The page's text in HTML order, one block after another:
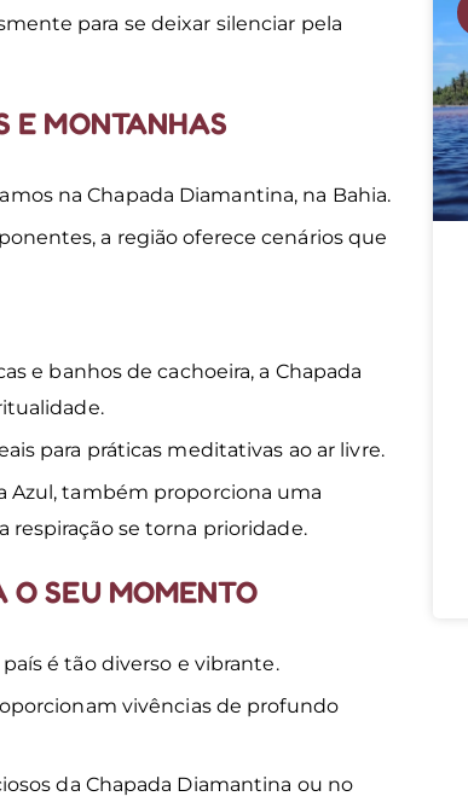
para se deixar silenciar pela
E MONTANHAS
na Chapada Diamantina, na Bahia.
a região oferece cenários que
e banhos de cachoeira, a Chapada
para práticas meditativas ao ar livre.
Azul, também proporciona uma
respiração se torna prioridade.
O SEU MOMENTO
é tão diverso e vibrante.
vivências de profundo
da Chapada Diamantina ou no